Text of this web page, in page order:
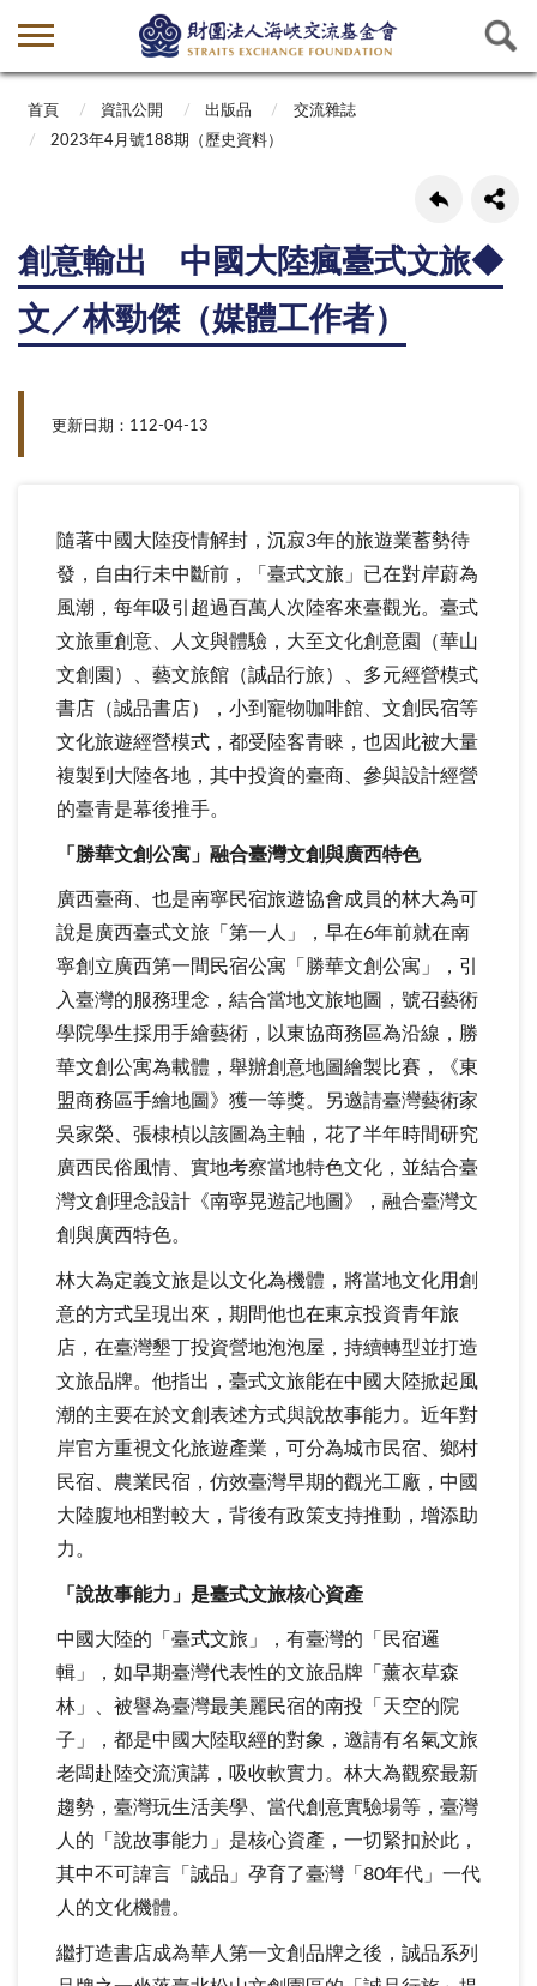
首頁 資訊公開 出版品
交流雜誌
2023年4月號188期（歷史資料）
創意輸出 中國大陸瘋臺式文旅◆
文／林勁傑（媒體工作者）
更新日期：112-04-13
隨著中國大陸疫情解封，沉寂3年的旅遊業蓄勢待
發，自由行未中斷前，「臺式文旅」已在對岸蔚為
風潮，每年吸引超過百萬人次陸客來臺觀光。臺式
文旅重創意、人文與體驗，大至文化創意園（華山
文創園）、藝文旅館（誠品行旅）、多元經營模式
書店（誠品書店），小到寵物咖啡館、文創民宿等
文化旅遊經營模式，都受陸客青睞，也因此被大量
複製到大陸各地，其中投資的臺商、參與設計經營
的臺青是幕後推手。
「勝華文創公寓」融合臺灣文創與廣西特色
廣西臺商、也是南寧民宿旅遊協會成員的林大為可
說是廣西臺式文旅「第一人」，早在6年前就在南
寧創立廣西第一間民宿公寓「勝華文創公寓」，引
入臺灣的服務理念，結合當地文旅地圖，號召藝術
學院學生採用手繪藝術，以東協商務區為沿線，勝
華文創公寓為載體，舉辦創意地圖繪製比賽，《東
盟商務區手繪地圖》獲一等獎。另邀請臺灣藝術家
吳家榮、張棣楨以該圖為主軸，花了半年時間研究
廣西民俗風情、實地考察當地特色文化，並結合臺
灣文創理念設計《南寧晃遊記地圖》，融合臺灣文
創與廣西特色。
林大為定義文旅是以文化為機體，將當地文化用創
意的方式呈現出來，期間他也在東京投資青年旅
店，在臺灣墾丁投資營地泡泡屋，持續轉型並打造
文旅品牌。他指出，臺式文旅能在中國大陸掀起風
潮的主要在於文創表述方式與說故事能力。近年對
岸官方重視文化旅遊產業，可分為城市民宿、鄉村
民宿、農業民宿，仿效臺灣早期的觀光工廠，中國
大陸腹地相對較大，背後有政策支持推動，增添助
力。
「說故事能力」是臺式文旅核心資產
中國大陸的「臺式文旅」，有臺灣的「民宿邏
輯」，如早期臺灣代表性的文旅品牌「薰衣草森
林」、被譽為臺灣最美麗民宿的南投「天空的院
子」，都是中國大陸取經的對象，邀請有名氣文旅
老闆赴陸交流演講，吸收軟實力。林大為觀察最新
趨勢，臺灣玩生活美學、當代創意實驗場等，臺灣
人的「說故事能力」是核心資產，一切緊扣於此，
其中不可諱言「誠品」孕育了臺灣「80年代」一代
人的文化機體。
繼打造書店成為華人第一文創品牌之後，誠品系列